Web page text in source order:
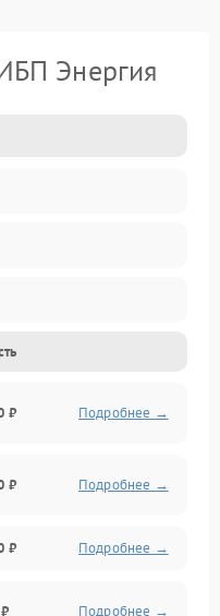
Энергия
₽ Подробнее →
₽ Подробнее →
₽ Подробнее →
Подробнее →